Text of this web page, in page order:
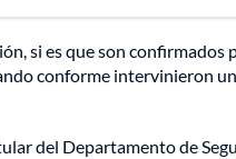
si es que son confirmados
conforme intervinieron
del Departamento de